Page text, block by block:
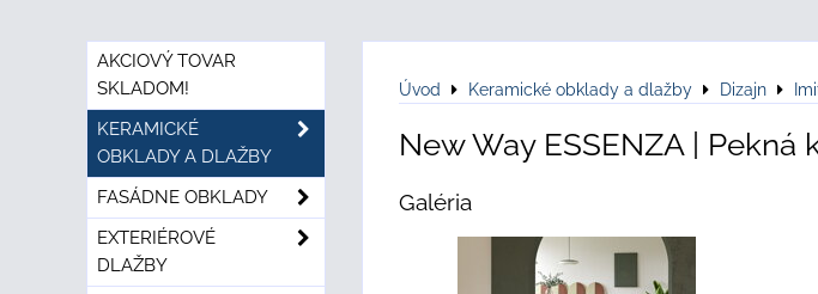
Úvod Keramické obklady a dlažby Dizajn
New Way ESSENZA | Pekná
Galéria
AKCIOVÝ TOVAR
SKLADOM!
KERAMICKÉ
OBKLADY A DLAŽBY
FASÁDNE OBKLADY
EXTERIÉROVÉ
DLAŽBY